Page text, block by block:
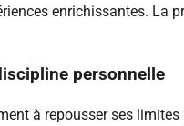
enrichissantes. La
personnelle
à repousser ses